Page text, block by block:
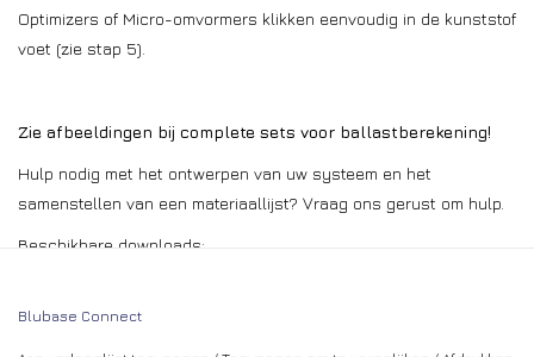
Optimizers of Micro-omvormers klikken eenvoudig in de kunststof
voet (zie stap 5).
Zie afbeeldingen bij complete sets voor ballastberekening!
Hulp nodig met het ontwerpen van uw systeem en het
samenstellen van een materiaallijst? Vraag ons gerust om hulp.
Beschikbare downloads:
Blubase Connect